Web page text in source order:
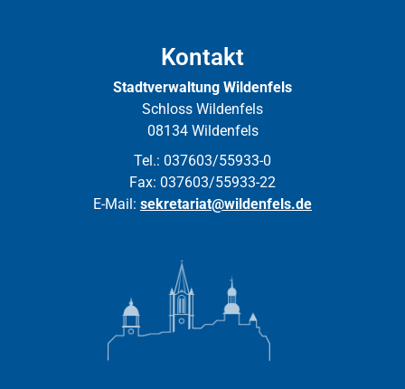
Kontakt
Stadtverwaltung Wildenfels
Schloss Wildenfels
08134 Wildenfels
Tel.: 037603/55933-0
Fax: 037603/55933-22
E-Mail: sekretariat@wildenfels.de